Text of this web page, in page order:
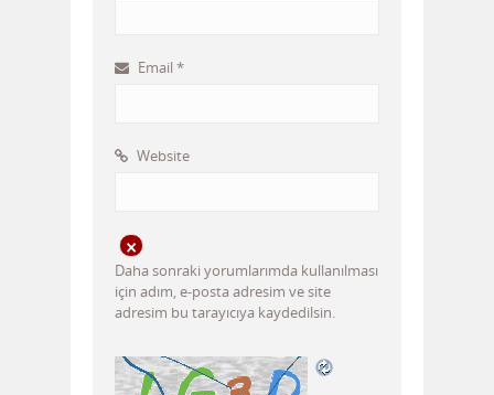
Email *
Website
Daha sonraki yorumlarımda kullanılması
için adım, e-posta adresim ve site
adresim bu tarayıcıya kaydedilsin.